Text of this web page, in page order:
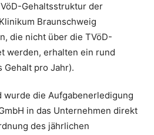
Gehaltsstruktur der
Braunschweig
die nicht über die TVöD-
werden, erhalten ein rund
Gehalt pro Jahr).
wurde die Aufgabenerledigung
in das Unternehmen direkt
des jährlichen